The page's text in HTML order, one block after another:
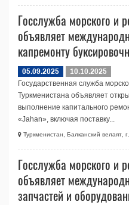
Госслужба морского и
объявляет
капремонту
05.09.2025
10.10.2025
Государственная служба
Туркменистана объявляет
выполнение капитального
«Jahan», включая поставку...
Туркменистан, Балканский
Госслужба морского и
объявляет
запчастей и